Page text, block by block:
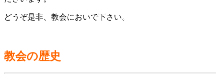
どうぞ是非、教会においで下さい。
教会の歴史